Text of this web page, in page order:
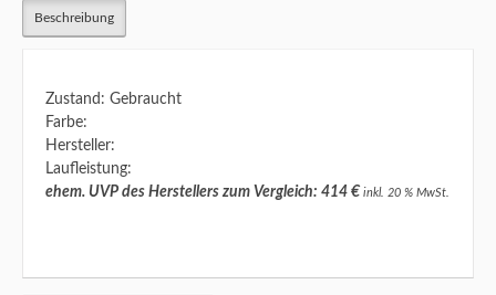
Beschreibung
Zustand: Gebraucht
Farbe:
Hersteller:
Laufleistung:
ehem. UVP des Herstellers zum Vergleich: 414 € inkl. 20 % MwSt.